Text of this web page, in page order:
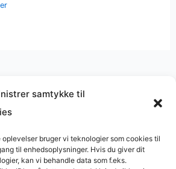
samtykke til
oplevelser bruger vi teknologier som cookies til
til enhedsoplysninger. Hvis du giver dit
kan vi behandle data som f.eks.
på
© 2026 BasimWorld
afWebbureau.dk